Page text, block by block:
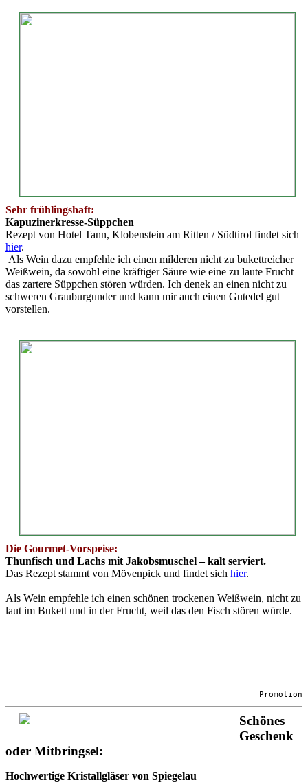
Sehr frühlingshaft:
Kapuzinerkresse-Süppchen
Rezept von Hotel Tann, Klobenstein am Ritten / Südtirol findet sich
hier.
Als Wein dazu empfehle ich einen milderen nicht zu bukettreicher
Weißwein, da sowohl eine kräftiger Säure wie eine zu laute Frucht
das zartere Süppchen stören würden. Ich denek an einen nicht zu
schweren Grauburgunder und kann mir auch einen Gutedel gut
vorstellen.
Die Gourmet-Vorspeise:
Thunfisch und Lachs mit Jakobsmuschel – kalt serviert.
Das Rezept stammt von Mövenpick und findet sich hier.
Als Wein empfehle ich einen schönen trockenen Weißwein, nicht zu
laut im Bukett und in der Frucht, weil das den Fisch stören würde.
Promotion
Schönes
Geschenk
oder Mitbringsel:
Hochwertige Kristallgläser von Spiegelau